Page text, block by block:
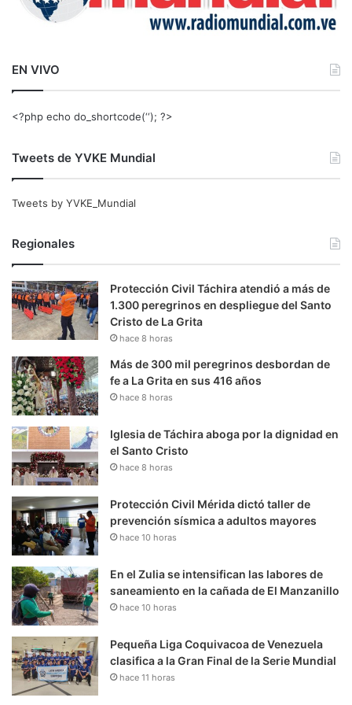
EN VIVO
<?php echo do_shortcode(‘‘); ?>
Tweets de YVKE Mundial
Tweets by YVKE_Mundial
Regionales
Protección Civil Táchira atendió a más de
1.300 peregrinos en despliegue del Santo
Cristo de La Grita
hace 8 horas
Más de 300 mil peregrinos desbordan de
fe a La Grita en sus 416 años
hace 8 horas
Iglesia de Táchira aboga por la dignidad en
el Santo Cristo
hace 8 horas
Protección Civil Mérida dictó taller de
prevención sísmica a adultos mayores
hace 10 horas
En el Zulia se intensifican las labores de
saneamiento en la cañada de El Manzanillo
hace 10 horas
Pequeña Liga Coquivacoa de Venezuela
clasifica a la Gran Final de la Serie Mundial
hace 11 horas